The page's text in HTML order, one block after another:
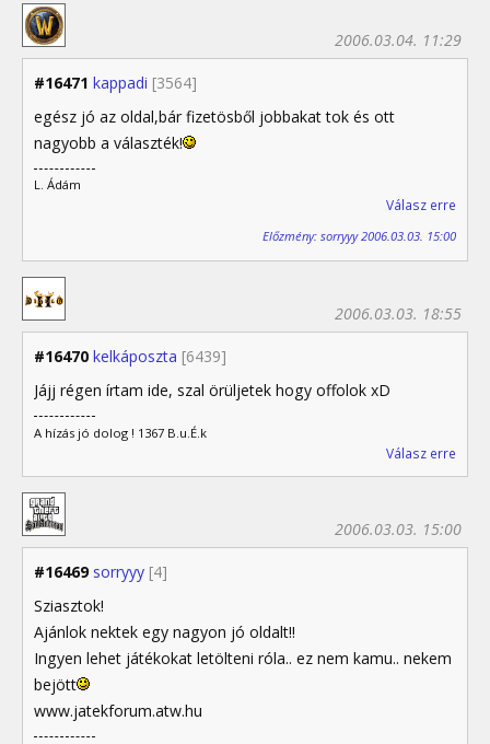
#16471 kappadi [3564]
2006.03.04. 11:29
egész jó az oldal,bár fizetösből jobbakat tok és ott
nagyobb a választék!
L. Ádám
Válasz erre
Előzmény: sorryyy 2006.03.03. 15:00
#16470 kelkáposzta [6439]
2006.03.03. 18:55
Jájj régen írtam ide, szal örüljetek hogy offolok xD
A hízás jó dolog ! 1367 B.u.É.k
Válasz erre
#16469 sorryyy [4]
2006.03.03. 15:00
Sziasztok!
Ajánlok nektek egy nagyon jó oldalt!!
Ingyen lehet játékokat letölteni róla.. ez nem kamu.. nekem
bejött
www.jatekforum.atw.hu